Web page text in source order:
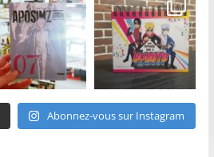
Abonnez-vous sur Instagram